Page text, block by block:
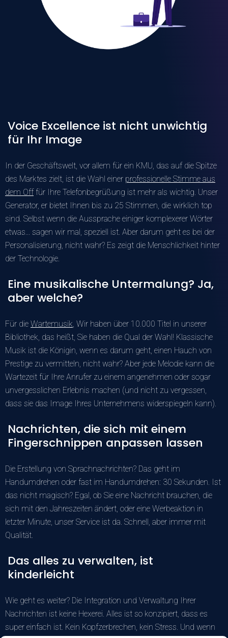
Voice Excellence ist nicht unwichtig
für Ihr Image
In der Geschäftswelt, vor allem für ein KMU, das auf die Spitze
des Marktes zielt, ist die Wahl einer professionelle Stimme aus
dem Offfür Ihre Telefonbegrüßung ist mehr als wichtig. Unser
Generator, er bietet Ihnen bis zu 25 Stimmen, die wirklich top
sind. Selbst wenn die Aussprache einiger komplexerer Wörter
etwas... sagen wir mal, speziell ist. Aber darum geht es bei der
Personalisierung, nicht wahr? Es zeigt die Menschlichkeit hinter
der Technologie.
Eine musikalische Untermalung? Ja,
aber welche?
Für die Wartemusik , Wir haben über 10.000 Titel in unserer
Bibliothek, das heißt, Sie haben die Qual der Wahl! Klassische
Musik ist die Königin, wenn es darum geht, einen Hauch von
Prestige zu vermitteln, nicht wahr? Aber jede Melodie kann die
Wartezeit für Ihre Anrufer zu einem angenehmen oder sogar
unvergesslichen Erlebnis machen (und nicht zu vergessen,
dass sie das Image Ihres Unternehmens widerspiegeln kann).
Nachrichten, die sich mit einem
Fingerschnippen anpassen lassen
Die Erstellung von Sprachnachrichten? Das geht im
Handumdrehen oder fast im Handumdrehen: 30 Sekunden. Ist
das nicht magisch? Egal, ob Sie eine Nachricht brauchen, die
sich mit den Jahreszeiten ändert, oder eine Werbeaktion in
letzter Minute, unser Service ist da. Schnell, aber immer mit
Qualität.
Das alles zu verwalten, ist
kinderleicht
Wie geht es weiter? Die Integration und Verwaltung Ihrer
Nachrichten ist keine Hexerei. Alles ist so konzipiert, dass es
super einfach ist. Kein Kopfzerbrechen, kein Stress. Und wenn